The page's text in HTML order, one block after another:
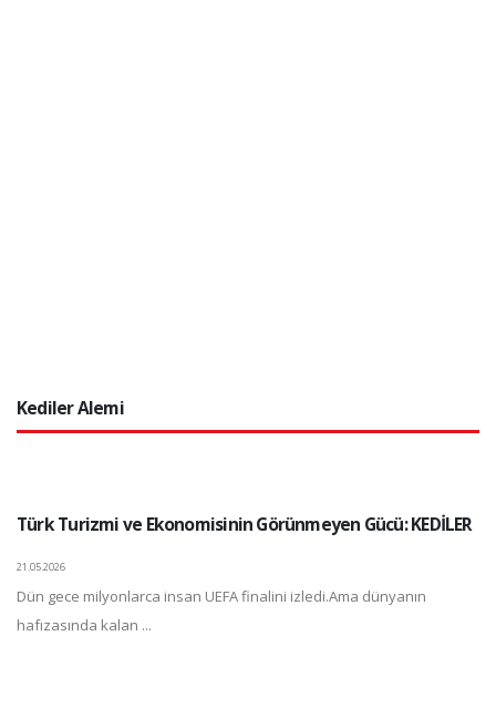
Kediler Alemi
Türk Turizmi ve Ekonomisinin Görünmeyen Gücü: KEDİLER
21.05.2026
Dün gece milyonlarca insan UEFA finalini izledi.Ama dünyanın
hafızasında kalan ...